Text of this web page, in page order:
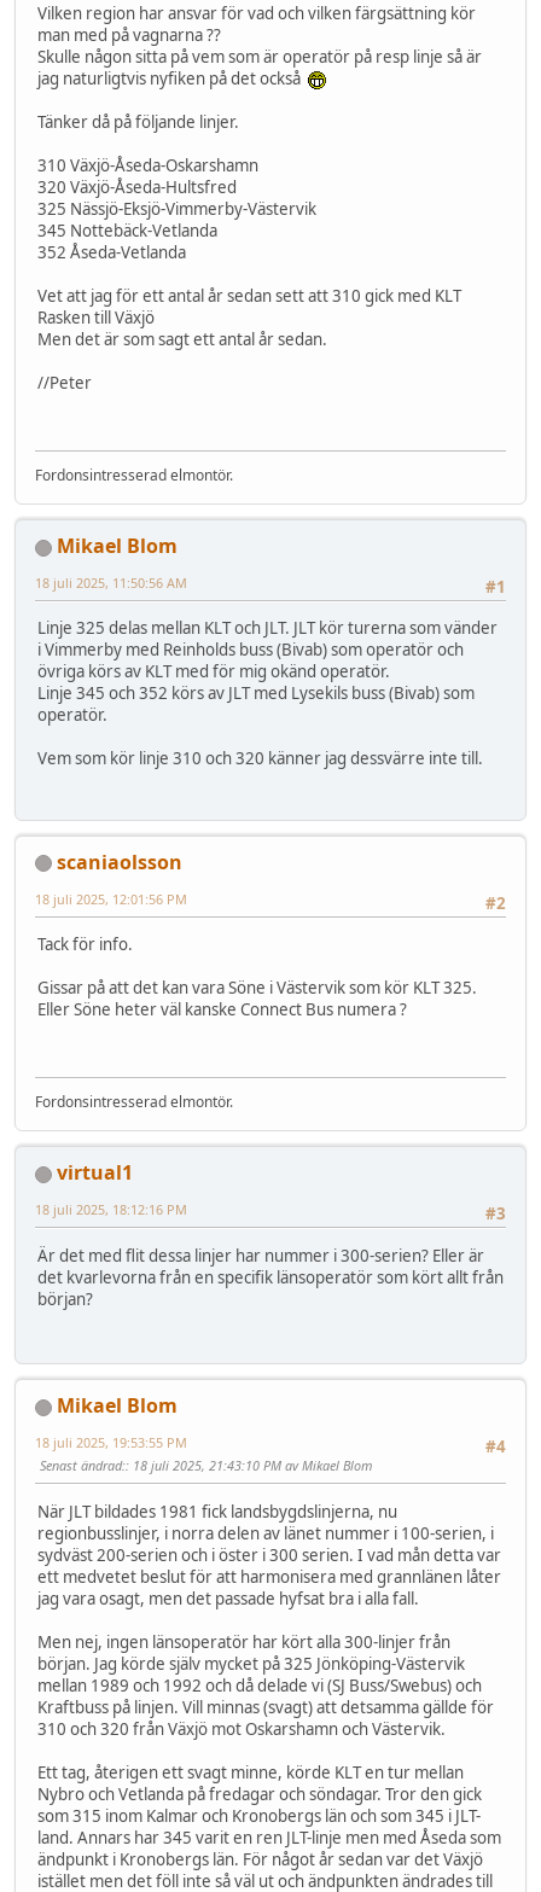
Vilken region har ansvar för vad och vilken färgsättning kör
man med på vagnarna ??
Skulle någon sitta på vem som är operatör på resp linje så är
jag naturligtvis nyfiken på det också
Tänker då på följande linjer.
310 Växjö-Åseda-Oskarshamn
320 Växjö-Åseda-Hultsfred
325 Nässjö-Eksjö-Vimmerby-Västervik
345 Nottebäck-Vetlanda
352 Åseda-Vetlanda
Vet att jag för ett antal år sedan sett att 310 gick med KLT
Rasken till Växjö
Men det är som sagt ett antal år sedan.
//Peter
Fordonsintresserad elmontör.
Mikael Blom
#1
18 juli 2025, 11:50:56 AM
Linje 325 delas mellan KLT och JLT. JLT kör turerna som vänder
i Vimmerby med Reinholds buss (Bivab) som operatör och
övriga körs av KLT med för mig okänd operatör.
Linje 345 och 352 körs av JLT med Lysekils buss (Bivab) som
operatör.
Vem som kör linje 310 och 320 känner jag dessvärre inte till.
scaniaolsson
#2
18 juli 2025, 12:01:56 PM
Tack för info.
Gissar på att det kan vara Söne i Västervik som kör KLT 325.
Eller Söne heter väl kanske Connect Bus numera ?
Fordonsintresserad elmontör.
virtual1
#3
18 juli 2025, 18:12:16 PM
Är det med flit dessa linjer har nummer i 300-serien? Eller är
det kvarlevorna från en specifik länsoperatör som kört allt från
början?
Mikael Blom
#4
18 juli 2025, 19:53:55 PM
Senast ändrad:: 18 juli 2025, 21:43:10 PM av Mikael Blom
När JLT bildades 1981 fick landsbygdslinjerna, nu
regionbusslinjer, i norra delen av länet nummer i 100-serien, i
sydväst 200-serien och i öster i 300 serien. I vad mån detta var
ett medvetet beslut för att harmonisera med grannlänen låter
jag vara osagt, men det passade hyfsat bra i alla fall.
Men nej, ingen länsoperatör har kört alla 300-linjer från
början. Jag körde själv mycket på 325 Jönköping-Västervik
mellan 1989 och 1992 och då delade vi (SJ Buss/Swebus) och
Kraftbuss på linjen. Vill minnas (svagt) att detsamma gällde för
310 och 320 från Växjö mot Oskarshamn och Västervik.
Ett tag, återigen ett svagt minne, körde KLT en tur mellan
Nybro och Vetlanda på fredagar och söndagar. Tror den gick
som 315 inom Kalmar och Kronobergs län och som 345 i JLT-
land. Annars har 345 varit en ren JLT-linje men med Åseda som
ändpunkt i Kronobergs län. För något år sedan var det Växjö
istället men det föll inte så väl ut och ändpunkten ändrades till